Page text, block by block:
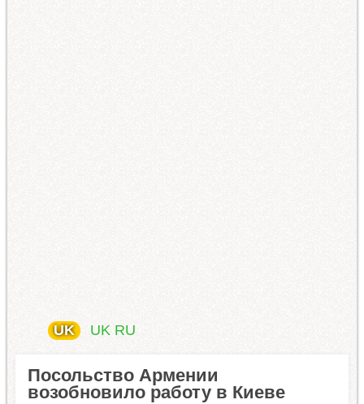
UK UK RU
Посольство Армении
возобновило работу в Киеве